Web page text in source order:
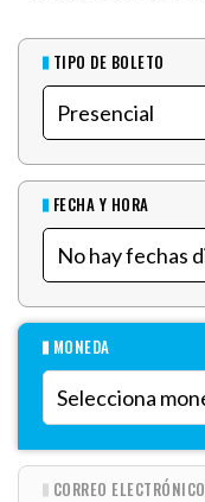
TIPO DE BOLETO
FECHA Y HORA
MONEDA
CORREO ELECTRÓNICO